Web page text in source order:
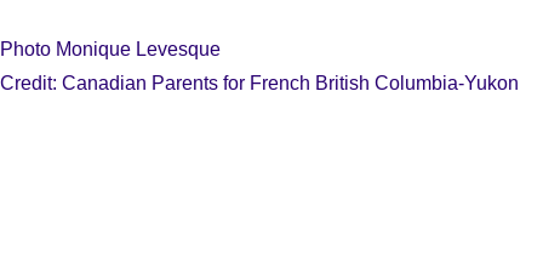
Photo Monique Levesque
Credit: Canadian Parents for French British Columbia-Yukon